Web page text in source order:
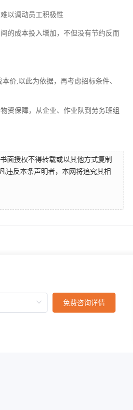
以调动员工积极性
的成本投入增加，不但没有节约反而
价,以此为依据，再考虑招标条件、
资保障，从企业、作业队到劳务班组
面授权不得转载或以其他方式复制
违反本条声明者，本网将追究其相
免费咨询详情